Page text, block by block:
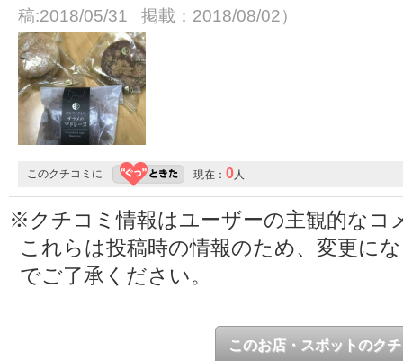
稿:2018/05/31 掲載：2018/08/02）
このクチコミに 現在： 0人
※クチコミ情報はユーザーの主観的なコ
これらは投稿時の情報のため、変更に
でご了承ください。
このお店・スポットのク